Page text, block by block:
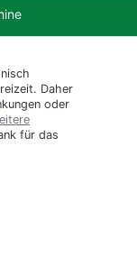
Daher
oder
für das